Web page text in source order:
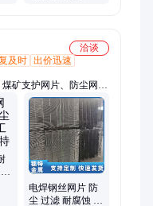
洽谈
及时 出价迅速
矿支护网片、防尘网、
钢筋网片、圆钢钢筋网
钢筋网片、建筑网片、
钢筋网片、楼顶钢筋网
网片、螺纹钢筋网片、
焊钢筋网片、双向钢筋
电焊钢丝网片 防
尘 过滤 耐腐蚀 不